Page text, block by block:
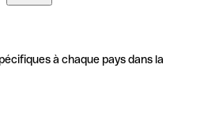
à chaque pays dans la